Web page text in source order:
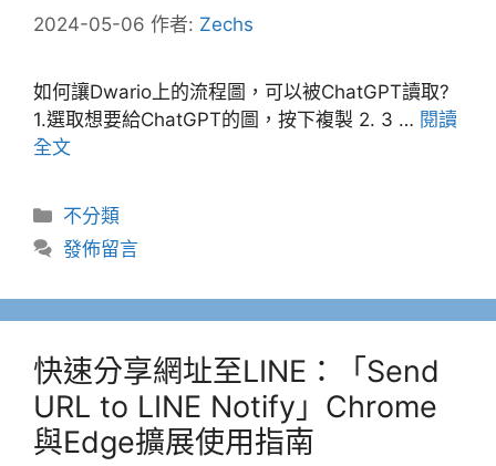
2024-05-06 作者: Zechs
如何讓Dwario上的流程圖，可以被ChatGPT讀取?
1.選取想要給ChatGPT的圖，按下複製 2. 3 … 閱讀
全文
分
類
不分類
發佈留言
快速分享網址至LINE：「Send
URL to LINE Notify」Chrome
與Edge擴展使用指南